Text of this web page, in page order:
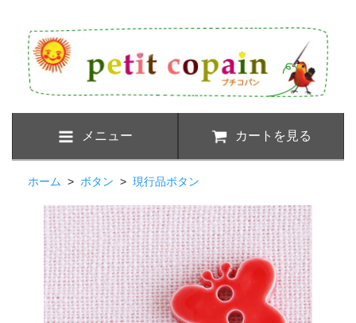
メニュー カートを見る
ホーム > ボタン > 現行品ボタン